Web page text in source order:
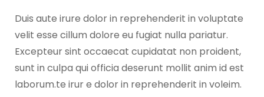
Duis aute irure dolor in reprehenderit in voluptate
velit esse cillum dolore eu fugiat nulla pariatur.
Excepteur sint occaecat cupidatat non proident,
sunt in culpa qui officia deserunt mollit anim id est
laborum.te irur e dolor in reprehenderit in voleim.